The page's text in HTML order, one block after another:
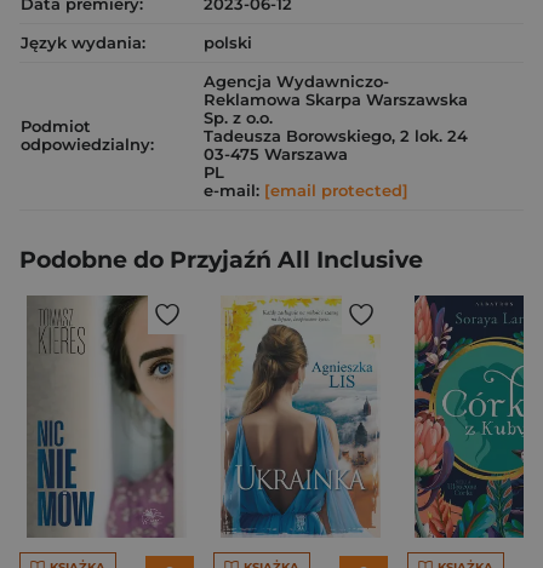
Data premiery:
2023-06-12
Język wydania:
polski
Podmiot
odpowiedzialny:
Agencja Wydawniczo-
Reklamowa Skarpa Warszawska
Sp. z o.o.
Tadeusza Borowskiego, 2 lok. 24
03-475 Warszawa
PL
e-mail: [email protected]
Podobne do Przyjaźń All Inclusive